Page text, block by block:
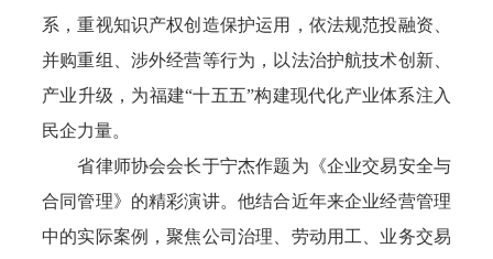
系，重视知识产权创造保护运用，依法规范投融资、
并购重组、涉外经营等行为，以法治护航技术创新、
产业升级，为福建“十五五”构建现代化产业体系注入
民企力量。
省律师协会会长于宁杰作题为《企业交易安全与
合同管理》的精彩演讲。他结合近年来企业经营管理
中的实际案例，聚焦公司治理、劳动用工、业务交易